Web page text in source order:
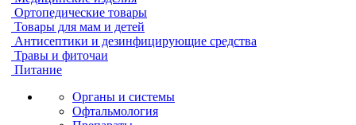
Ортопедические товары
Товары для мам и детей
Антисептики и дезинфицирующие средства
Травы и фиточаи
Питание
Органы и системы
Офтальмология